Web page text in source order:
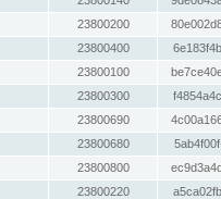
23800200
23800400
23800100
23800300
23800690
23800680
23800800
23800220